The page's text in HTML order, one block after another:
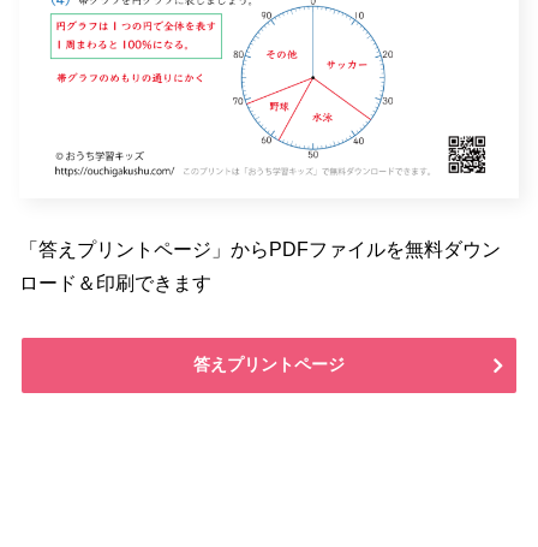
「答えプリントページ」からPDFファイルを無料ダウン
ロード＆印刷できます
答えプリントページ